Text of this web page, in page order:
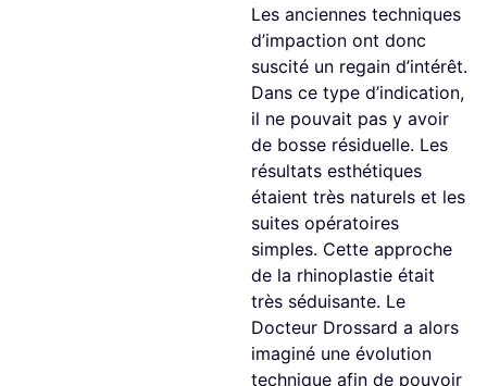
Les anciennes techniques
d’impaction ont donc
suscité un regain d’intérêt.
Dans ce type d’indication,
il ne pouvait pas y avoir
de bosse résiduelle. Les
résultats esthétiques
étaient très naturels et les
suites opératoires
simples. Cette approche
de la rhinoplastie était
très séduisante. Le
Docteur Drossard a alors
imaginé une évolution
technique afin de pouvoir